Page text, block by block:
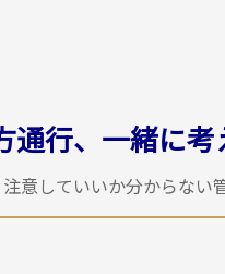
通行、一緒に考
意していいか分からない